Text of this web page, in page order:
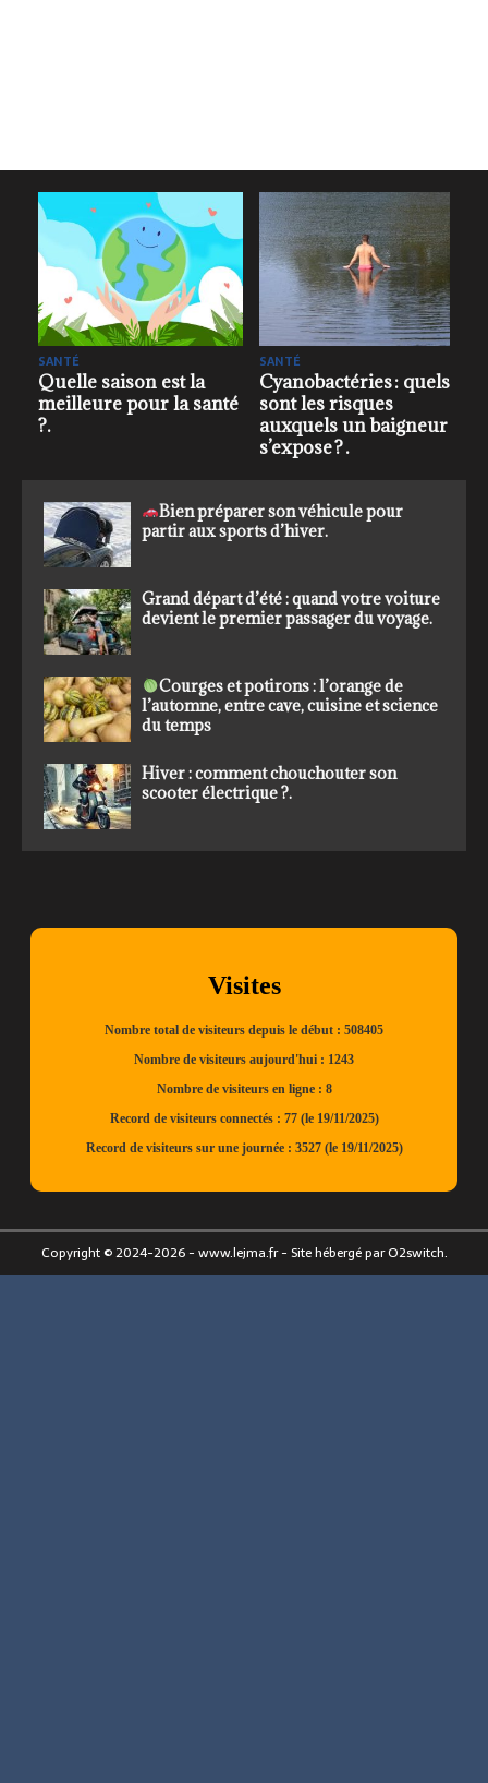
: quels
ENVIRONNEMENT - CLIMAT
2025 : les grands
évènements
climatiques dans le
Pourquoi fait-il
froid dans le
après l’éruption
volcan ?.
Bien préparer son véhicule pour
partir aux sports d’hiver.
Grand départ d’été : quand votre voiture
devient le premier passager du voyage.
Courges et potirons : l’orange de
l’automne, entre cave, cuisine et science
du temps
Hiver : comment chouchouter son
scooter électrique ?.
Copyright © 2024-2026 - www.lejma.fr - Site hébergé par O2switch.